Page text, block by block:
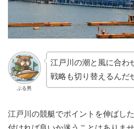
ぶる男
江戸川の潮と風に合わ
戦略も切り替えるんだ
江戸川の競艇でポイントを伸ばし